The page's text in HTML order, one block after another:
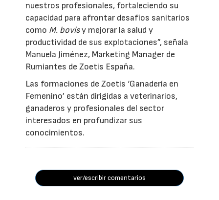
nuestros profesionales, fortaleciendo su
capacidad para afrontar desafíos sanitarios
como M. bovisy mejorar la salud y
productividad de sus explotaciones”, señala
Manuela Jiménez, Marketing Manager de
Rumiantes de Zoetis España.
Las formaciones de Zoetis ‘Ganadería en
Femenino’ están dirigidas a veterinarios,
ganaderos y profesionales del sector
interesados en profundizar sus
conocimientos.
ver/escribir comentarios